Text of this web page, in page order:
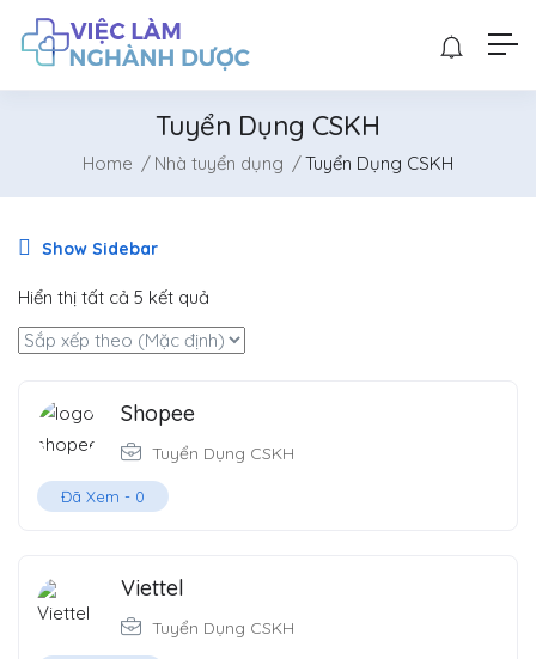
Tuyển Dụng CSKH
Home Nhà tuyển dụng Tuyển Dụng CSKH
Show Sidebar
Hiển thị tất cả 5 kết quả
Shopee
Tuyển Dụng CSKH
Đã Xem - 0
Viettel
Tuyển Dụng CSKH